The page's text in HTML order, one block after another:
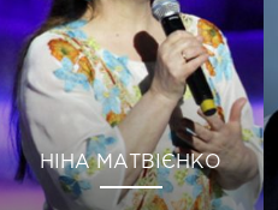
НІНА МАТВІЄНКО